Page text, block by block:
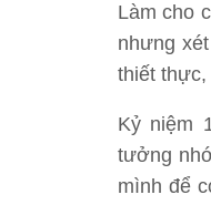
Làm cho
nhưng
thiết thực,
Kỷ niệm
tưởng
mình để